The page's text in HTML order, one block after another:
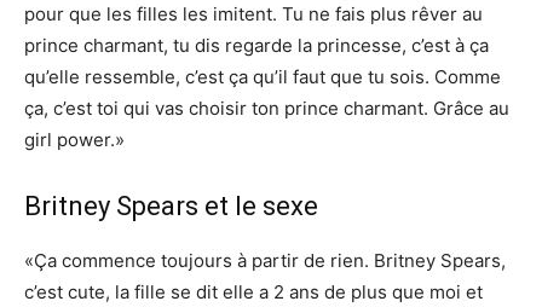
pour que les filles les imitent. Tu ne fais plus rêver au
prince charmant, tu dis regarde la princesse, c’est à ça
qu’elle ressemble, c’est ça qu’il faut que tu sois. Comme
ça, c’est toi qui vas choisir ton prince charmant. Grâce au
girl power.»
Britney Spears et le sexe
«Ça commence toujours à partir de rien. Britney Spears,
c’est cute, la fille se dit elle a 2 ans de plus que moi et